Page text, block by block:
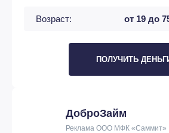
Возраст: от 19 до
ПОЛУЧИТЬ
ДоброЗайм
Реклама ООО МФК «Саммит»